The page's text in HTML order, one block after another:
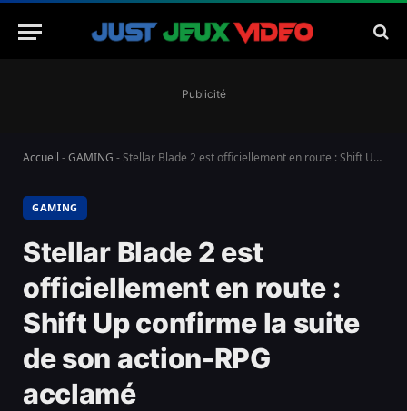
Publicité
Accueil -GAMING -Stellar Blade 2 est officiellement en route : Shift Up confirme la suite de son action-RPG acclamé
GAMING
Stellar Blade 2 est
officiellement en route :
Shift Up confirme la suite
de son action-RPG
acclamé